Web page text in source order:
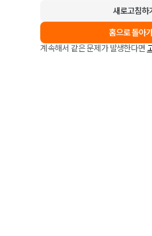
새로고침하
홈으로 돌아
계속해서 같은 문제가 발생한다면